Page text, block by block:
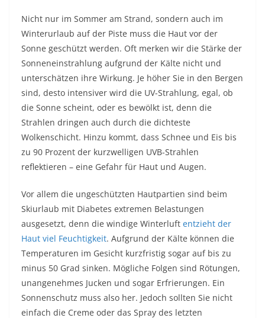
Nicht nur im Sommer am Strand, sondern auch im
Winterurlaub auf der Piste muss die Haut vor der
Sonne geschützt werden. Oft merken wir die Stärke der
Sonneneinstrahlung aufgrund der Kälte nicht und
unterschätzen ihre Wirkung. Je höher Sie in den Bergen
sind, desto intensiver wird die UV-Strahlung, egal, ob
die Sonne scheint, oder es bewölkt ist, denn die
Strahlen dringen auch durch die dichteste
Wolkenschicht. Hinzu kommt, dass Schnee und Eis bis
zu 90 Prozent der kurzwelligen UVB-Strahlen
reflektieren – eine Gefahr für Haut und Augen.
Vor allem die ungeschützten Hautpartien sind beim
Skiurlaub mit Diabetes extremen Belastungen
ausgesetzt, denn die windige Winterluft entzieht der
Haut viel Feuchtigkeit. Aufgrund der Kälte können die
Temperaturen im Gesicht kurzfristig sogar auf bis zu
minus 50 Grad sinken. Mögliche Folgen sind Rötungen,
unangenehmes Jucken und sogar Erfrierungen. Ein
Sonnenschutz muss also her. Jedoch sollten Sie nicht
einfach die Creme oder das Spray des letzten